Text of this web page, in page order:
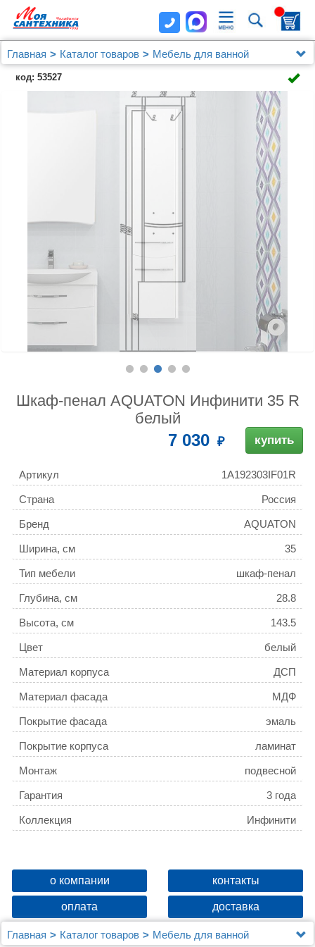
Главная Каталог товаров
Мебель для ванной
Шкафы - пеналы
Шкаф-пенал AQUATON Инфинити 35 R белый
код: 53527
Шкаф-пенал AQUATON Инфинити 35 R
белый
7 030 купить
Артикул 1A192303IF01R
Страна Россия
Бренд AQUATON
Ширина, см 35
Тип мебели шкаф-пенал
Глубина, см 28.8
Высота, см 143.5
Цвет белый
Материал корпуса ДСП
Материал фасада МДФ
Покрытие фасада эмаль
Покрытие корпуса ламинат
Монтаж подвесной
Гарантия 3 года
Коллекция Инфинити
о компании контакты
оплата доставка
Главная Каталог товаров
Мебель для ванной